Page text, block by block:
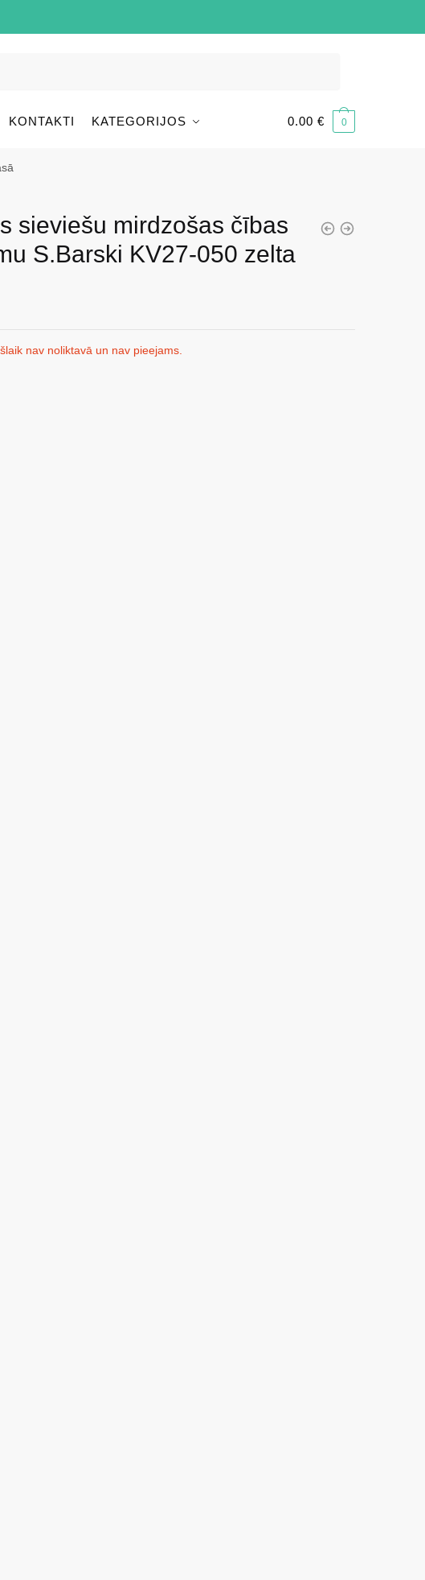
KONTAKTI KATEGORIJOS 0.00 € 0
sieviešu mirdzošas čības
S.Barski KV27-050 zelta
nav noliktavā un nav pieejams.